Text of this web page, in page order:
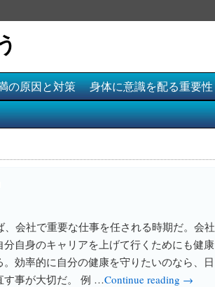
の原因と対策
身体に意識を配る重要性
、会社で重要な仕事を任される時期だ。会社
自身のキャリアを上げて行くためにも健康
効率的に自分の健康を守りたいのなら、日
す事が大切だ。 例 …Continue reading →